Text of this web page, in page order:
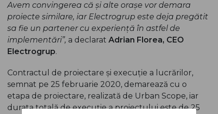
Avem convingerea că și alte orașe vor demara
proiecte similare, iar Electrogrup este deja pregătit
sa fie un partener cu experiență în astfel de
implementări”, a declarat Adrian Florea, CEO
Electrogrup.
Contractul de proiectare și execuție a lucrărilor,
semnat pe 25 februarie 2020, demarează cu o
etapa de proiectare, realizată de Urban Scope, iar
durata totală de execuție a proiectului este de 25